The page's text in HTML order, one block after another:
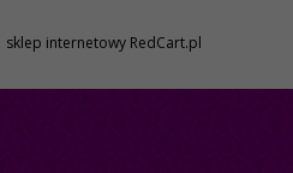
sklep internetowyRedCart.pl